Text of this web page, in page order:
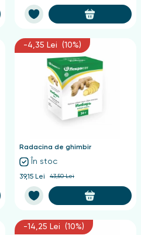
-4,35 Lei (10%)
Radacina de ghimbir
În stoc
39,15 Lei 43,50 Lei
-14,25 Lei (10%)